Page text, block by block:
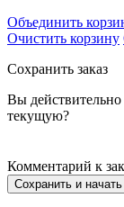
Объединить
Очистить корзину
Сохранить заказ
Вы действительно
текущую?
Комментарий к
Сохранить и начать